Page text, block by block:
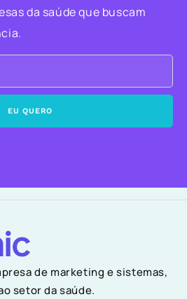
da saúde que buscam
EU QUERO
de marketing e sistemas,
setor da saúde.